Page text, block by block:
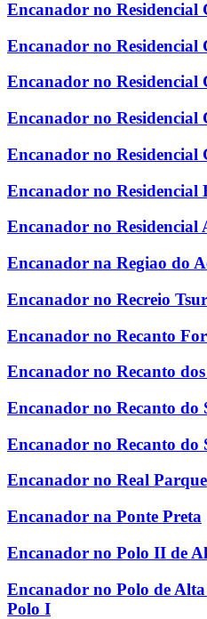
Encanador no Residencial
Encanador no Residencial
Encanador no Residencial
Encanador no Residencial
Encanador no Residencial
Encanador no Residencial
Encanador no Residencial
Encanador na Regiao do
Encanador no Recreio
Encanador no Recanto
Encanador no Recanto
Encanador no Recanto do
Encanador no Recanto do
Encanador no Real Parque
Encanador na Ponte Preta
Encanador no Polo II de
Encanador no Polo de
Polo I